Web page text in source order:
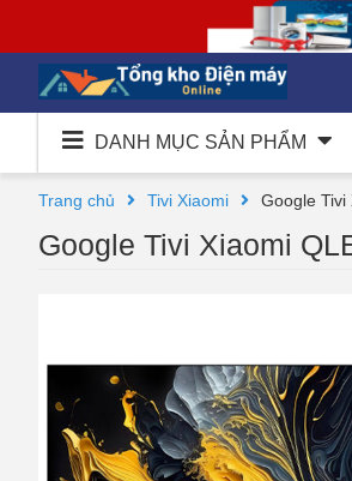
DANH MỤC SẢN PHẨM
Trang chủ Tivi Xiaomi Google Tivi
Google Tivi Xiaomi